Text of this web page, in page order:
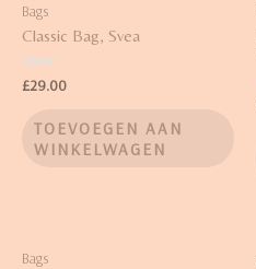
Bags
Classic Bag, Svea
Waardering
3.50
£29.00
TOEVOEGEN AAN
WINKELWAGEN
Bags